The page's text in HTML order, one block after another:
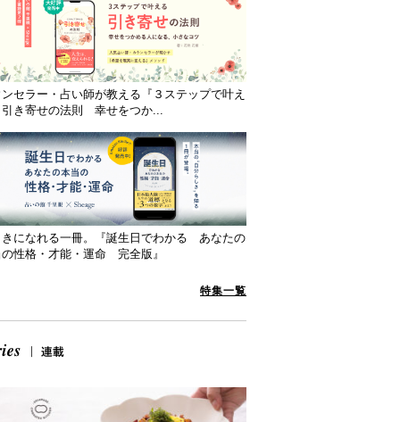
セラー・占い師が教える『３ステップで叶え
き寄せの法則 幸せをつか...
きになれる一冊。『誕生日でわかる あなたの
性格・才能・運命 完全版』
特集一覧